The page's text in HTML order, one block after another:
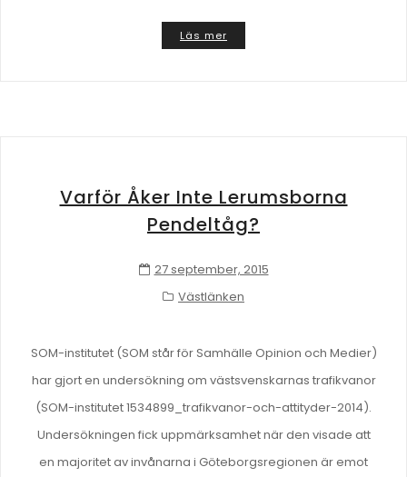
Läs mer
Varför Åker Inte Lerumsborna
Pendeltåg?
27 september, 2015
Västlänken
SOM-institutet (SOM står för Samhälle Opinion och Medier)
har gjort en undersökning om västsvenskarnas trafikvanor
(SOM-institutet 1534899_trafikvanor-och-attityder-2014).
Undersökningen fick uppmärksamhet när den visade att
en majoritet av invånarna i Göteborgsregionen är emot